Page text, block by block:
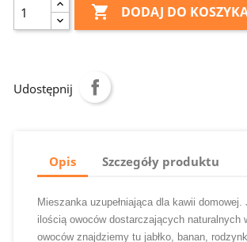
 DODAJ DO
Udostępnij
Opis Szczegóły produktu
Mieszanka uzupełniająca dla kawii
ilością owoców dostarczających naturalnych
owoców znajdziemy tu jabłko, banan,